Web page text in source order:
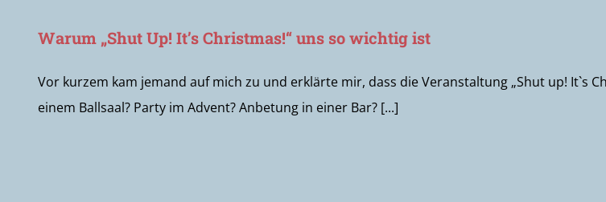
Warum „Shut Up! It’s Christmas!“ uns so wichtig ist
Vor kurzem kam jemand auf mich zu und erklärte mir, dass die Veranstaltung „Shut up! It`s
einem Ballsaal? Party im Advent? Anbetung in einer Bar? [...]